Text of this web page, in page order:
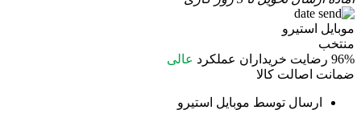
موبایل استیرو
منتخب
96% رضایت خریداران عملکرد عالی
ضمانت اصالت کالا
ارسال توسط موبایل استیرو